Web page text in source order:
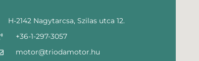
H-2142 Nagytarcsa, Szilas utca 12.
+36-1-297-3057
motor@triodamotor.hu